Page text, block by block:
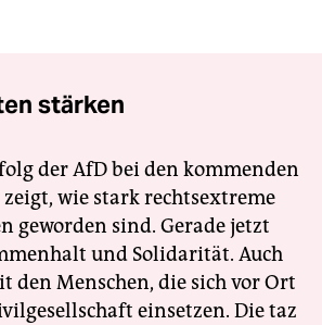
stärken
der AfD bei den kommenden
wie stark rechtsextreme
geworden sind. Gerade jetzt
und Solidarität. Auch
den Menschen, die sich vor Ort
einsetzen. Die taz